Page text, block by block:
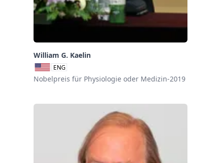
William G. Kaelin
ENG
Nobelpreis für Physiologie oder Medizin-2019